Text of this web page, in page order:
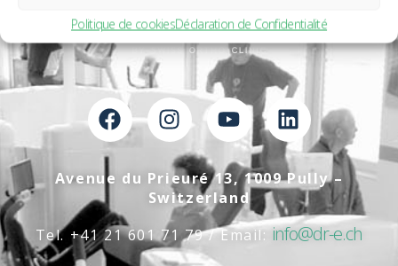
Politique de cookiesDéclaration de Confidentialité
Avenue du Prieuré 13, 1009 Pully –
Switzerland
Tel. +41 21 601 71 79 / Email: info@dr-e.ch